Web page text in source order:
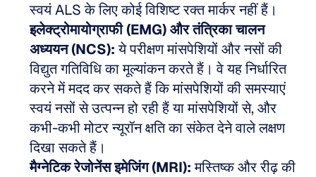
स्वयं ALS के लिए कोई विशिष्ट रक्त मार्कर नहीं हैं।
इलेक्ट्रोमायोग्राफी (EMG) और तंत्रिका चालन
अध्ययन (NCS): ये परीक्षण मांसपेशियों और नसों की
विद्युत गतिविधि का मूल्यांकन करते हैं। वे यह निर्धारित
करने में मदद कर सकते हैं कि मांसपेशियों की समस्याएं
स्वयं नसों से उत्पन्न हो रही हैं या मांसपेशियों से, और
कभी-कभी मोटर न्यूरॉन क्षति का संकेत देने वाले लक्षण
दिखा सकते हैं।
मैग्नेटिक रेजोनेंस इमेजिंग (MRI): मस्तिष्क और रीढ़ की